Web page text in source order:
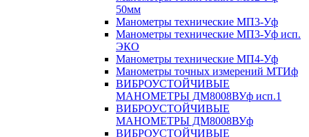
50мм
Манометры технические МП3-Уф
Манометры технические МП3-Уф исп.
ЭКО
Манометры технические МП4-Уф
Манометры точных измерений МТИф
ВИБРОУСТОЙЧИВЫЕ
МАНОМЕТРЫ ДМ8008ВУф исп.1
ВИБРОУСТОЙЧИВЫЕ
МАНОМЕТРЫ ДМ8008ВУф
ВИБРОУСТОЙЧИВЫЕ